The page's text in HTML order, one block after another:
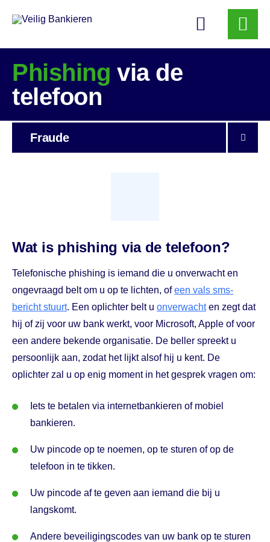
Veilig
Bankieren
Phishing via de
telefoon
Wat is phishing via de telefoon?
Telefonische phishing is iemand die u onverwacht en
ongevraagd belt om u op te lichten, ofeen vals sms-
bericht stuurt. Een oplichter belt u onverwachten zegt dat
hij of zij voor uw bank werkt, voor Microsoft, Apple of voor
een andere bekende organisatie. De beller spreekt u
persoonlijk aan, zodat het lijkt alsof hij u kent. De
oplichter zal u op enig moment in het gesprek vragen om:
Iets te betalen via internetbankieren of mobiel
bankieren.
Uw pincode op te noemen, op te sturen of op de
telefoon in te tikken.
Uw pincode af te geven aan iemand die bij u
langskomt.
Andere beveiligingscodes van uw bank op te sturen
Fraude